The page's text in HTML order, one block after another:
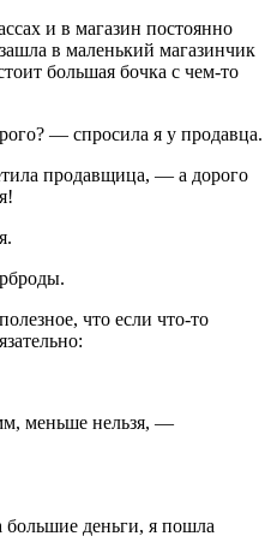
и в магазин постоянно
в маленький магазинчик
большая бочка с чем-то
— спросила я у продавца.
продавщица, — а дорого
что если что-то
меньше нельзя, —
большие деньги, я пошла